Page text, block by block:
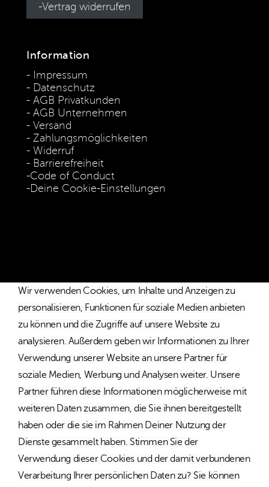
Vertrag widerrufen
Information
Impressum
Datenschutz
AGB Privatkunden
AGB Unternehmen
Versand
Zahlungsmöglichkeiten
Widerruf
Barrierefreiheit
Code of Conduct
Deine Cookie-Einstellungen
Wir verwenden Cookies, um Inhalte und Anzeigen zu
personalisieren, Funktionen für soziale Medien anbieten
zu können und die Zugriffe auf unsere Website zu
analysieren. Außerdem geben wir Informationen zu Ihrer
Verwendung unserer Website an unsere Partner für
soziale Medien, Werbung und Analysen weiter. Unsere
Partner führen diese Informationen möglicherweise mit
weiteren Daten zusammen, die Sie ihnen bereitgestellt
haben oder die sie im Rahmen Deiner Nutzung der
Dienste gesammelt haben. Stimmen Sie der
Verwendung dieser Cookies und der damit verbundenen
Verarbeitung Ihrer persönlichen Daten zu? Sie können